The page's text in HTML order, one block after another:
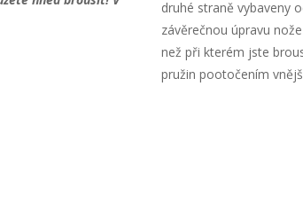
druhé straně vybaveny
závěrečnou úpravu
než při kterém jste
pružin pootočením